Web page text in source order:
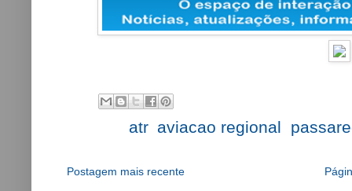
atr, aviacao regional
Postagem mais recente